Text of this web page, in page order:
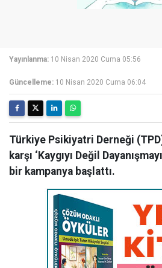
Yayınlanma: 10 Nisan 2020 Cuma 05:56
Güncelleme: 10 Nisan 2020 Cuma 06:04
Türkiye Psikiyatri Derneği
karşı ‘Kaygıyı Değil
bir kampanya başlattı.